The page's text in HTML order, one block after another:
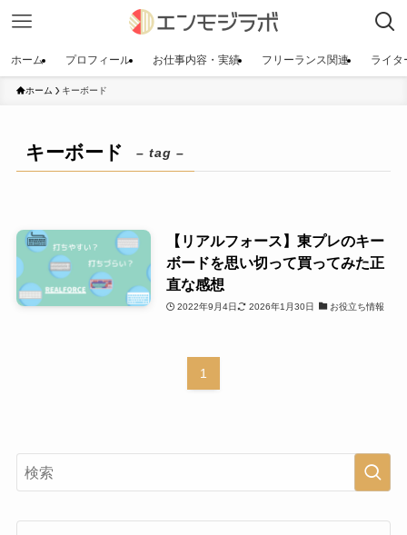
ホーム プロフィール お仕事内容・実績 フリーランス関連 ライタ
ホーム キーボード
キーボード – tag –
【リアルフォース】東プレのキー
ボードを思い切って買ってみた正
直な感想
2022年9月4日 2026年1月30日 お役立ち情報
1